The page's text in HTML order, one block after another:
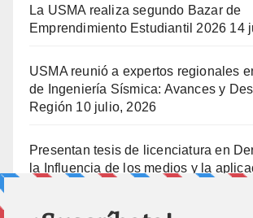
La USMA realiza segundo Bazar de
Emprendimiento Estudiantil 2026 14
USMA reunió a expertos regionales
de Ingeniería Sísmica: Avances y
Región 10 julio, 2026
Presentan tesis de licenciatura en
la Influencia de los medios y la